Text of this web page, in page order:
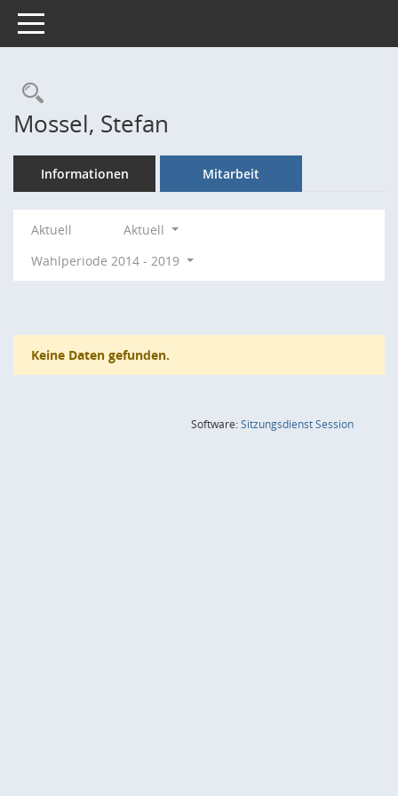
Toggle navigation
Rechercheauswahl
Mossel, Stefan
Informationen Mitarbeit
Aktuell
Aktuell
Wahlperiode 2014 - 2019
Keine Daten gefunden.
Software:SitzungsdienstSession(Wird in